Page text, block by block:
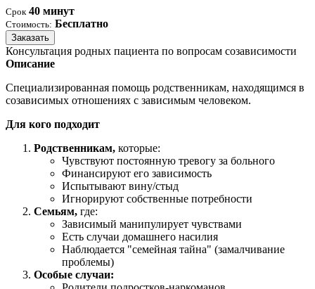
Срок 40 минут
Стоимость: Бесплатно
Заказать
Консультация родных пациента по вопросам созависимости
Описание
Специализированная помощь родственникам, находящимся в
созависимых отношениях с зависимым человеком.
Для кого подходит
Родственникам, которые:
Чувствуют постоянную тревогу за больного
Финансируют его зависимость
Испытывают вину/стыд
Игнорируют собственные потребности
Семьям, где:
Зависимый манипулирует чувствами
Есть случаи домашнего насилия
Наблюдается "семейная тайна" (замалчивание
проблемы)
Особые случаи: